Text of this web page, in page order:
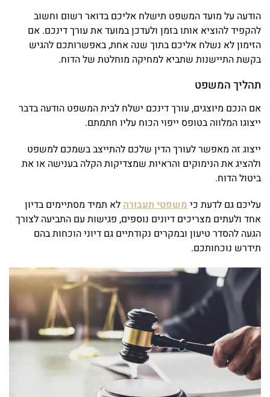
הודעה על מועד המשפט תישלח אליכם בדואר רשום וחשוב
להקפיד להוציא אותו בזמן ולעדכן במועד את עורך דינכם. אם
הזימון לא נשלח אליכם בתוך שנה אחת, באפשרותכם להגיש
בקשת התיישנות שתביא למחיקה מוחלטת של הדוח.
תהליך המשפט
אם הנכם מיוצגים, עורך דינכם ישלח לבית המשפט הודעה בדבר
ייצוגו המלווה בטופס ייפוי הכוח עליו חתמתם.
ייצוג זה מאפשר לעורך הדין שלכם להתייצב בשמכם למשפט
ולהציג את הנימוקים והראיות שמצדיקות הקלה בענישה או את
ביטול הדוח.
עליכם גם לדעת כימשפטי תעבורהלא תמיד מסתיימים בדיון
אחד ולעתים מצריכים דיונים נוספים, פגישות עם התביעה לצורך
הגעה להסדר טיעון ובמקרים נקודתיים גם דיוני הוכחות בהם
תידרש נוכחותכם.